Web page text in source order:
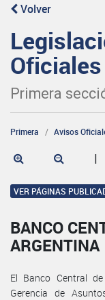
Volver
Oficiales
Primera
Primera Avisos
|
VER PÁGINAS
BANCO
ARGENTINA
El Banco Central
Gerencia de